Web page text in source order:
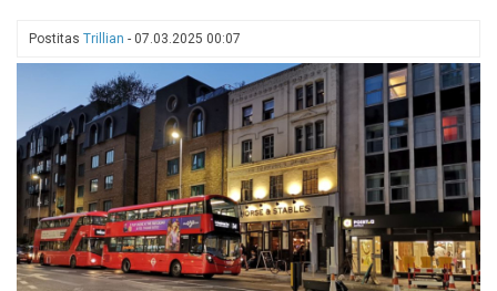
läbi
Londoni
ühe
nädalavahetusega?
Postitas Trillian - 07.03.2025 00:07